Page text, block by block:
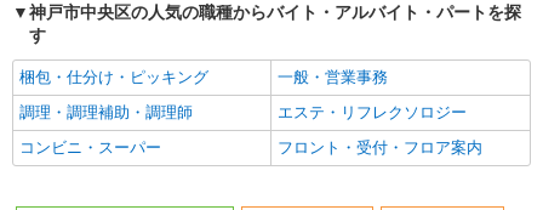
ミドル（40代～）活躍中
高収入・高額
ボーナス・賞与あり
昇給あり
日払い
週払い
完全週休2日制
年間休日120日以上
短期（3ヶ月以内）
時間固定シフト制
神戸市中央区の人気の職種からバイト・アルバイト・パートを探
す
梱包・仕分け・ピッキング
一般・営業事務
調理・調理補助・調理師
エステ・リフレクソロジー
コンビニ・スーパー
フロント・受付・フロア案内